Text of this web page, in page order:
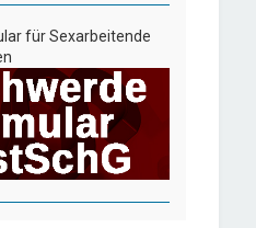
für Sexarbeitende